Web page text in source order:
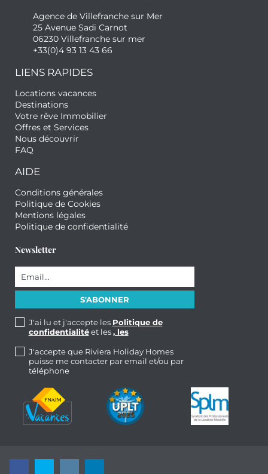
Agence de Villefranche sur Mer
25 Avenue Sadi Carnot
06230 Villefranche sur mer
+33(0)4 93 13 43 66
LIENS RAPIDES
Locations vacances
Destinations
Votre rêve Immobilier
Offres et Services
Nous découvrir
FAQ
AIDE
Conditions générales
Politique de Cookies
Mentions légales
Politique de confidentialité
Newsletter
J'ai lu et j'accepte les Politique de
confidentialitéet les, les
J'accepte que Riviera Holiday Homes
puisse me contacter par email et/ou par
téléphone